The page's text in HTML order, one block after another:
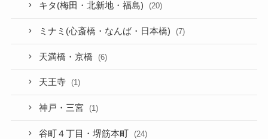
キタ(梅田・北新地・福島) (20)
ミナミ(心斎橋・なんば・日本橋) (7)
天満橋・京橋 (6)
天王寺 (1)
神戸・三宮 (1)
谷町４丁目・堺筋本町 (24)